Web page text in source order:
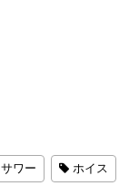
ワー ホイス